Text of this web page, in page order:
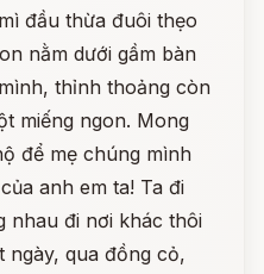
đầu thừa đuôi thẹo
nằm dưới gầm bàn
thỉnh thoảng còn
miếng ngon. Mong
để mẹ chúng mình
anh em ta! Ta đi
nhau đi nơi khác thôi
ngày, qua đồng cỏ,